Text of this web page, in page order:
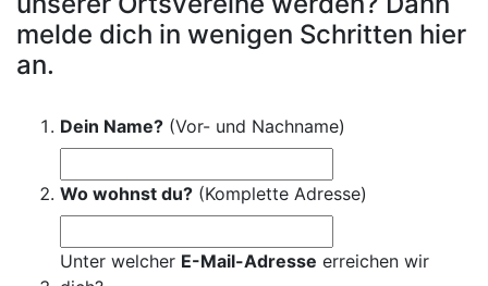
melde dich in wenigen Schritten hier
an.
Dein Name? (Vor- und Nachname)
Wo wohnst du? (Komplette Adresse)
Unter welcher E-Mail-Adresse erreichen wir